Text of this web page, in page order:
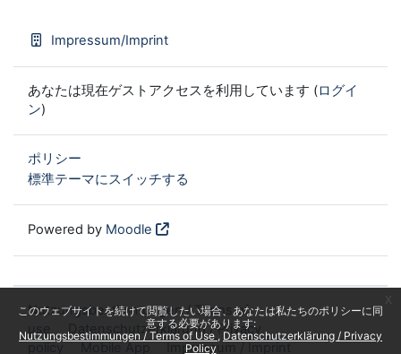
このウェブサイトを続けて閲覧したい場合、あなたは私たちのポリシーに同
意する必要があります:
Nutzungsbestimmungen / Terms of Use
Datenschutzerklärung / Privacy
Policy
Impressum/Imprint
あなたは現在ゲストアクセスを利用しています (ログイ
ン)
ポリシー
標準テーマにスイッチする
Powered by Moodle
Nutzungsbestimmungen / Terms of
use
Datenschutzerklärung / Privacy
policy
Mobile App Impressum / Imprint